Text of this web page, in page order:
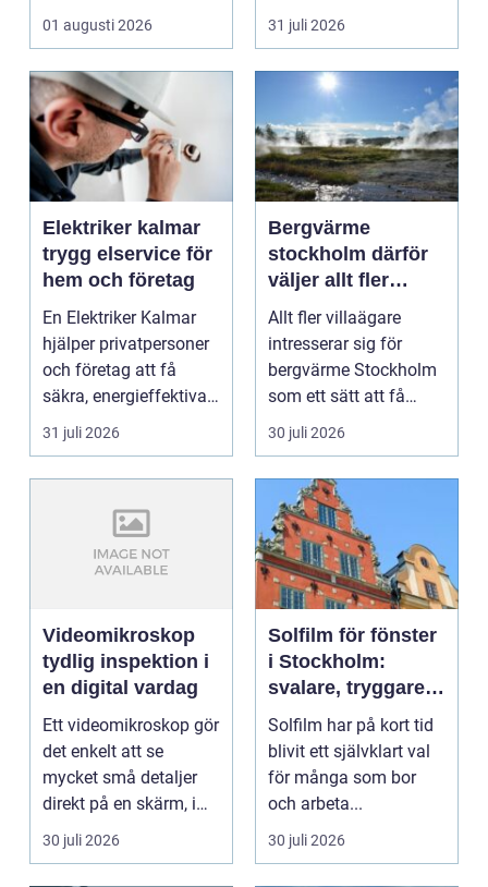
närheten till have...
01 augusti 2026
ekonomin måste v...
31 juli 2026
Elektriker kalmar
trygg elservice för
hem och företag
En Elektriker Kalmar
hjälper privatpersoner
och företag att få
säkra, energieffektiva
och framtidssä...
31 juli 2026
Bergvärme
stockholm därför
väljer allt fler
denna
uppvärmning
Allt fler villaägare
intresserar sig för
bergvärme Stockholm
som ett sätt att få
lägre uppvärmningsk...
30 juli 2026
Videomikroskop
tydlig inspektion i
en digital vardag
Ett videomikroskop gör
det enkelt att se
mycket små detaljer
direkt på en skärm, i
stället för genom...
30 juli 2026
Solfilm för fönster
i Stockholm:
svalare, tryggare
och mer privat
inomhusmiljö
Solfilm har på kort tid
blivit ett självklart val
för många som bor
och arbeta...
30 juli 2026